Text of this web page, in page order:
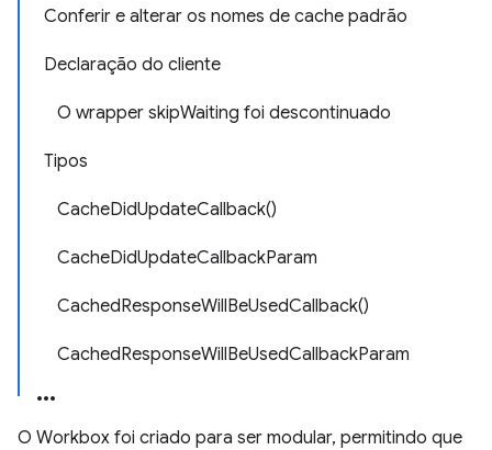
Conferir e alterar os nomes de cache padrão
Declaração do cliente
O wrapper skipWaiting foi descontinuado
Tipos
CacheDidUpdateCallback()
CacheDidUpdateCallbackParam
CachedResponseWillBeUsedCallback()
CachedResponseWillBeUsedCallbackParam
O Workbox foi criado para ser modular, permitindo que